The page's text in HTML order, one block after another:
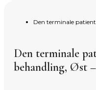
Den terminale
Den terminale
behandling, Øst